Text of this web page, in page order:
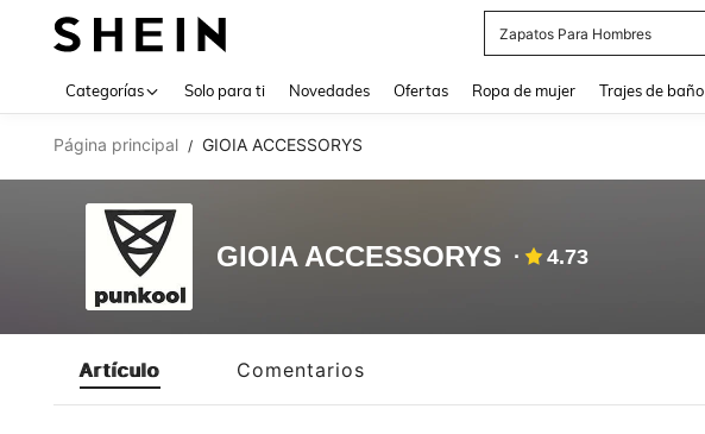
Zapatos Para Hombres
Categorías Solo para ti Novedades Ofertas Ropa de mujer Trajes de baño
Página principal / GIOIA ACCESSORYS
GIOIA ACCESSORYS 4.73
Artículo Comentarios